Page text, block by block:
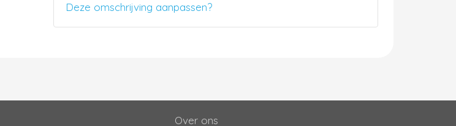
Deze omschrijving aanpassen?
Over ons